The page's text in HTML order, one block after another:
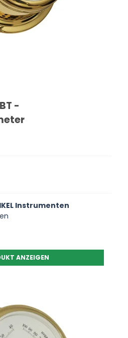
-
Instrumenten
ANZEIGEN